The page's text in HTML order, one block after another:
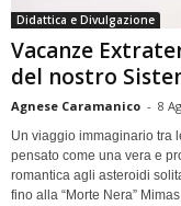
Didattica e Divulgazione
Vacanze
del nostro
Agnese Caramanico - 8
Un viaggio immaginario tra
pensato come una vera e
romantica agli asteroidi
fino alla “Morte Nera”